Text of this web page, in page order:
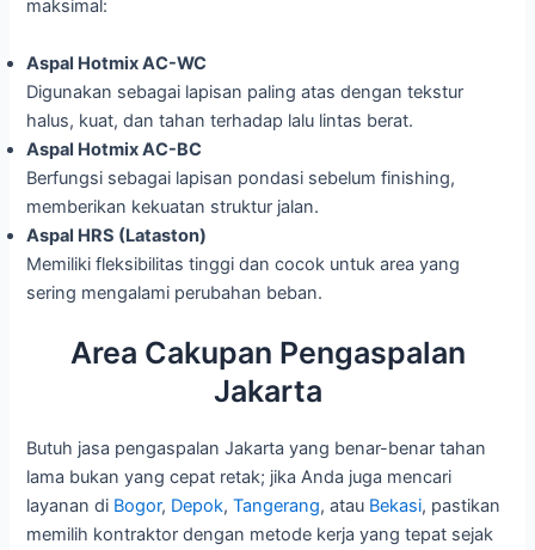
maksimal:
Aspal Hotmix AC-WC
Digunakan sebagai lapisan paling atas dengan tekstur
halus, kuat, dan tahan terhadap lalu lintas berat.
Aspal Hotmix AC-BC
Berfungsi sebagai lapisan pondasi sebelum finishing,
memberikan kekuatan struktur jalan.
Aspal HRS (Lataston)
Memiliki fleksibilitas tinggi dan cocok untuk area yang
sering mengalami perubahan beban.
Area Cakupan Pengaspalan
Jakarta
Butuh jasa pengaspalan Jakarta yang benar-benar tahan
lama bukan yang cepat retak; jika Anda juga mencari
layanan di Bogor, Depok,Tangerang, atau Bekasi, pastikan
memilih kontraktor dengan metode kerja yang tepat sejak